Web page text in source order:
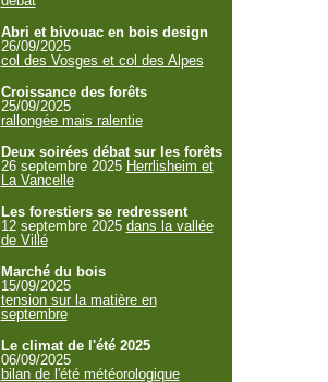
Abri et bivouac en bois design
26/09/2025
col des Vosges et col des Alpes
Croissance des forêts
25/09/2025
rallongée mais ralentie
Deux soirées débat sur les forêts
26 septembre 2025 Herrlisheim et
La Vancelle
Les forestiers se redressent
12 septembre 2025 dans la vallée
de Villé
Marché du bois
15/09/2025
tension sur la matière en
septembre
Le climat de l'été 2025
06/09/2025
bilan de l'été météorologique